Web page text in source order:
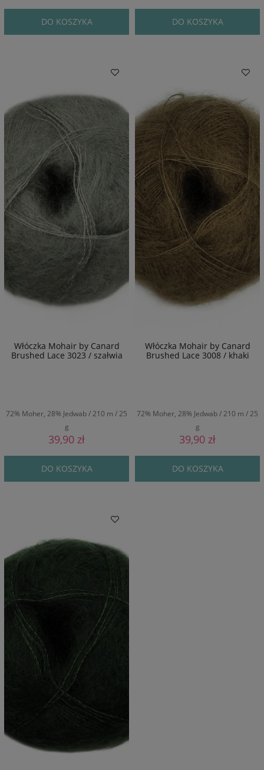
DO KOSZYKA DO KOSZYKA
Włóczka Mohair by Canard
Brushed Lace 3023 / szałwia
72% Moher, 28% Jedwab / 210 m / 25
g
39,90 zł
DO KOSZYKA
Włóczka Mohair by Canard
Brushed Lace 3008 / khaki
72% Moher, 28% Jedwab / 210 m / 25
g
39,90 zł
DO KOSZYKA